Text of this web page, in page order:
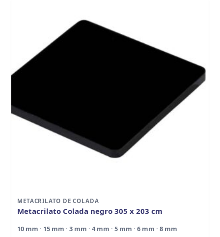
METACRILATO DE COLADA
Metacrilato Colada negro 305 x 203 cm
10 mm · 15 mm · 3 mm · 4 mm · 5 mm · 6 mm · 8 mm